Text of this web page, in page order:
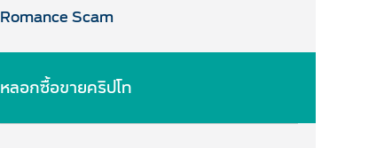
Romance Scam
หลอกซื้อขายคริปโท